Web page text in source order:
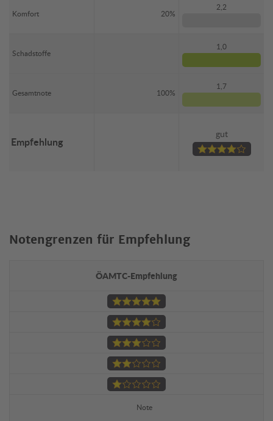
Komfort 20%
2,2
Schadstoffe
1,0
Gesamtnote 100%
1,7
Empfehlung
gut
Notengrenzen für Empfehlung
ÖAMTC-Empfehlung
Note